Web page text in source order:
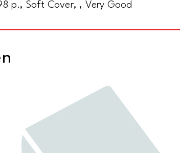
p., Soft Cover, , Very Good